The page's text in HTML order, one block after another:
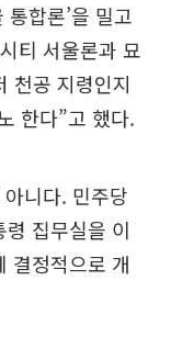
합론’을 밀고
티 서울론과 묘
천공 지령인지
한다”고 했다.
아니다. 민주당
집무실을 이
결정적으로 개